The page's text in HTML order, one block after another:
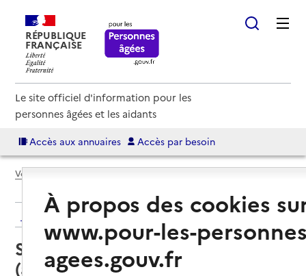
RÉPUBLIQUE
FRANÇAISE
Le site officiel d'information pour les
personnes âgées et les aidants
Accès aux annuaires Accès par besoin
Voir le fil d’Ariane
Retour aux résultats de l'annuaire
Service autonomie à domicile
(aide) – Services ADMR
À propos des cookies
www.pour-les-
agees.gouv.fr